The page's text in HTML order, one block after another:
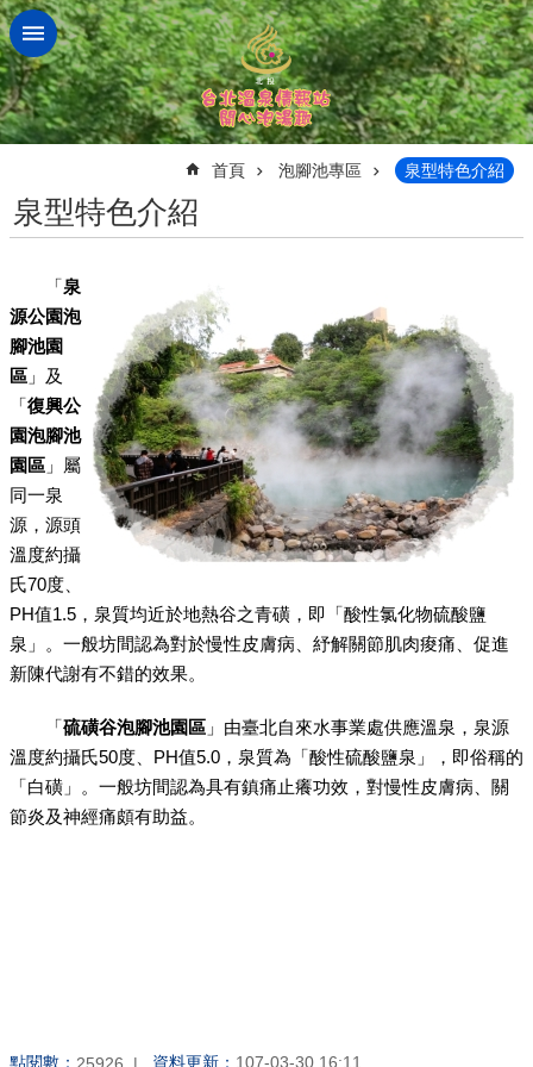
跳到主要內容區塊
首頁 泡腳池專區 泉型特色介紹
泉型特色介紹
「泉
源公園泡
腳池園
區 」及
「復興公
園泡腳池
園區 」屬
同一泉
源，源頭
溫度約攝
氏70度、
PH值1.5，泉質均近於地熱谷之青磺，即「酸性氯化物硫酸鹽
泉」。一般坊間認為對於慢性皮膚病、紓解關節肌肉痠痛、促進
新陳代謝有不錯的效果。
「硫磺谷泡腳池園區 」由臺北自來水事業處供應溫泉，泉源
溫度約攝氏50度、PH值5.0，泉質為「酸性硫酸鹽泉」，即俗稱的
「白磺」。一般坊間認為具有鎮痛止癢功效，對慢性皮膚病、關
節炎及神經痛頗有助益。
點閱數： 資料更新： 107-03-30 16:11